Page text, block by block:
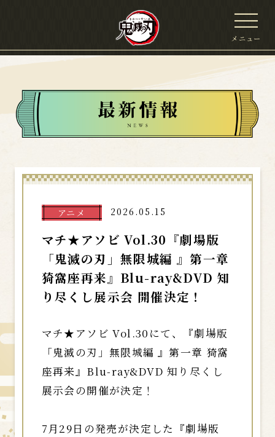
メニュー
アニメ 2026.05.15
マチ★アソビ Vol.30『劇場版
「鬼滅の刃」無限城編 』第一章
猗窩座再来』Blu-ray&DVD 知
り尽くし展示会 開催決定！
マチ★アソビ Vol.30にて、『劇場版
「鬼滅の刃」無限城編 』第一章 猗窩
座再来』Blu-ray&DVD 知り尽くし
展示会の開催が決定！
7月29日の発売が決定した『劇場版